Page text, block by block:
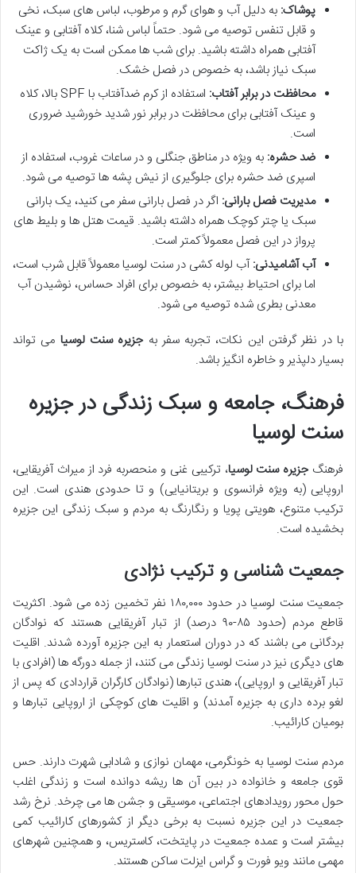
پوشاک: به دلیل آب و هوای گرم و مرطوب، لباس های سبک، نخی
و قابل تنفس توصیه می شود. حتماً لباس شنا، کلاه آفتابی و عینک
آفتابی همراه داشته باشید. برای شب ها ممکن است به یک ژاکت
سبک نیاز باشد، به خصوص در فصل خشک.
محافظت در برابر آفتاب:
استفاده از کرم ضدآفتاب با SPF بالا، کلاه
و عینک آفتابی برای محافظت در برابر نور شدید خورشید ضروری
است.
ضد حشره: به ویژه در مناطق جنگلی و در ساعات غروب، استفاده از
اسپری ضد حشره برای جلوگیری از نیش پشه ها توصیه می شود.
مدیریت فصل بارانی: اگر در فصل بارانی سفر می کنید، یک بارانی
سبک یا چتر کوچک همراه داشته باشید. قیمت هتل ها و بلیط های
پرواز در این فصل معمولاً کمتر است.
آب آشامیدنی:آب لوله کشی در سنت لوسیا معمولاً قابل شرب است،
اما برای احتیاط بیشتر، به خصوص برای افراد حساس، نوشیدن آب
معدنی بطری شده توصیه می شود.
با در نظر گرفتن این نکات، تجربه سفر بهجزیره سنت لوسیا می تواند
بسیار دلپذیر و خاطره انگیز باشد.
فرهنگ، جامعه و سبک زندگی در جزیره
سنت لوسیا
فرهنگجزیره سنت لوسیا، ترکیبی غنی و منحصربه فرد از میراث آفریقایی،
اروپایی (به ویژه فرانسوی و بریتانیایی) و تا حدودی هندی است. این
ترکیب متنوع، هویتی پویا و رنگارنگ به مردم و سبک زندگی این جزیره
بخشیده است.
جمعیت شناسی و ترکیب نژادی
جمعیت سنت لوسیا در حدود ۱۸۰,۰۰۰ نفر تخمین زده می شود. اکثریت
قاطع مردم (حدود ۸۵-۹۰ درصد) از تبار آفریقایی هستند که نوادگان
بردگانی می باشند که در دوران استعمار به این جزیره آورده شدند. اقلیت
های دیگری نیز در سنت لوسیا زندگی می کنند، از جمله دورگه ها (افرادی با
تبار آفریقایی و اروپایی)، هندی تبارها (نوادگان کارگران قراردادی که پس از
لغو برده داری به جزیره آمدند) و اقلیت های کوچکی از اروپایی تبارها و
بومیان کارائیب.
مردم سنت لوسیا به خونگرمی، مهمان نوازی و شادابی شهرت دارند. حس
قوی جامعه و خانواده در بین آن ها ریشه دوانده است و زندگی اغلب
حول محور رویدادهای اجتماعی، موسیقی و جشن ها می چرخد. نرخ رشد
جمعیت در این جزیره نسبت به برخی دیگر از کشورهای کارائیب کمی
بیشتر است و عمده جمعیت در پایتخت، کاستریس، و همچنین شهرهای
مهمی مانند ویو فورت و گراس ایزلت ساکن هستند.